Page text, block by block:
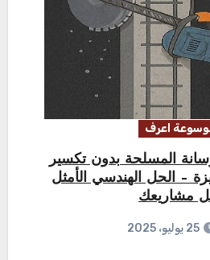
اعرف
المسلحة بدون تكسير
– الحل الهندسي الأمثل
مشاريعك
25 يوليو، 2025